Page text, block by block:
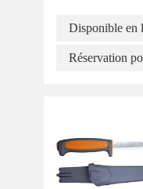
Disponible en
Réservation